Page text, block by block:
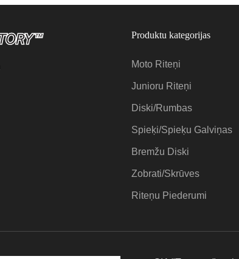
Produktu kategorijas
Moto Riteņi
Junioru Riteņi
Diski/Rumbas
Spieķi/Spieķu Galviņas
Bremžu Diski
Zobrati/Skrūves
Riteņu Piederumi